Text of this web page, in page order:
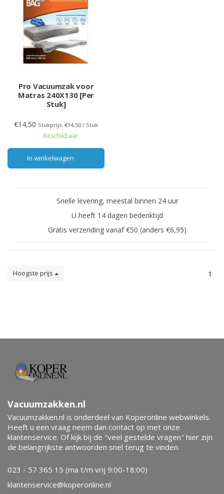
Pro Vacuumzak voor
Matras 240X130 [Per
Stuk]
€14,50 Stukprijs: €14,50 / Stuk
Beschikbaar
In winkelwagen
Snelle levering, meestal binnen 24 uur
U heeft 14 dagen bedenktijd
Gratis verzending vanaf €50 (anders €6,95)
Hoogste prijs 1
Vacuumzakken.nl
Vacuumzakken.nl is onderdeel van Koperonline webwinkels.
Heeft u een vraag neem dan contact op met onze
klantenservice. Of kijk bij de "veel gestelde vragen" hier zijn
de belangrijkste antwoorden snel terug te vinden.
023 - 57 365 15 (ma t/m vrij 9:00-18:00)
klantenservice@koperonline.nl